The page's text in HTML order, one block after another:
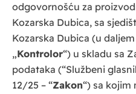
odgovornošću za
Kozarska Dubica, sa
Kozarska Dubica (u
„Kontrolor“) u skladu sa
podataka (“Službeni
12/25 – “Zakon“) sa kojim